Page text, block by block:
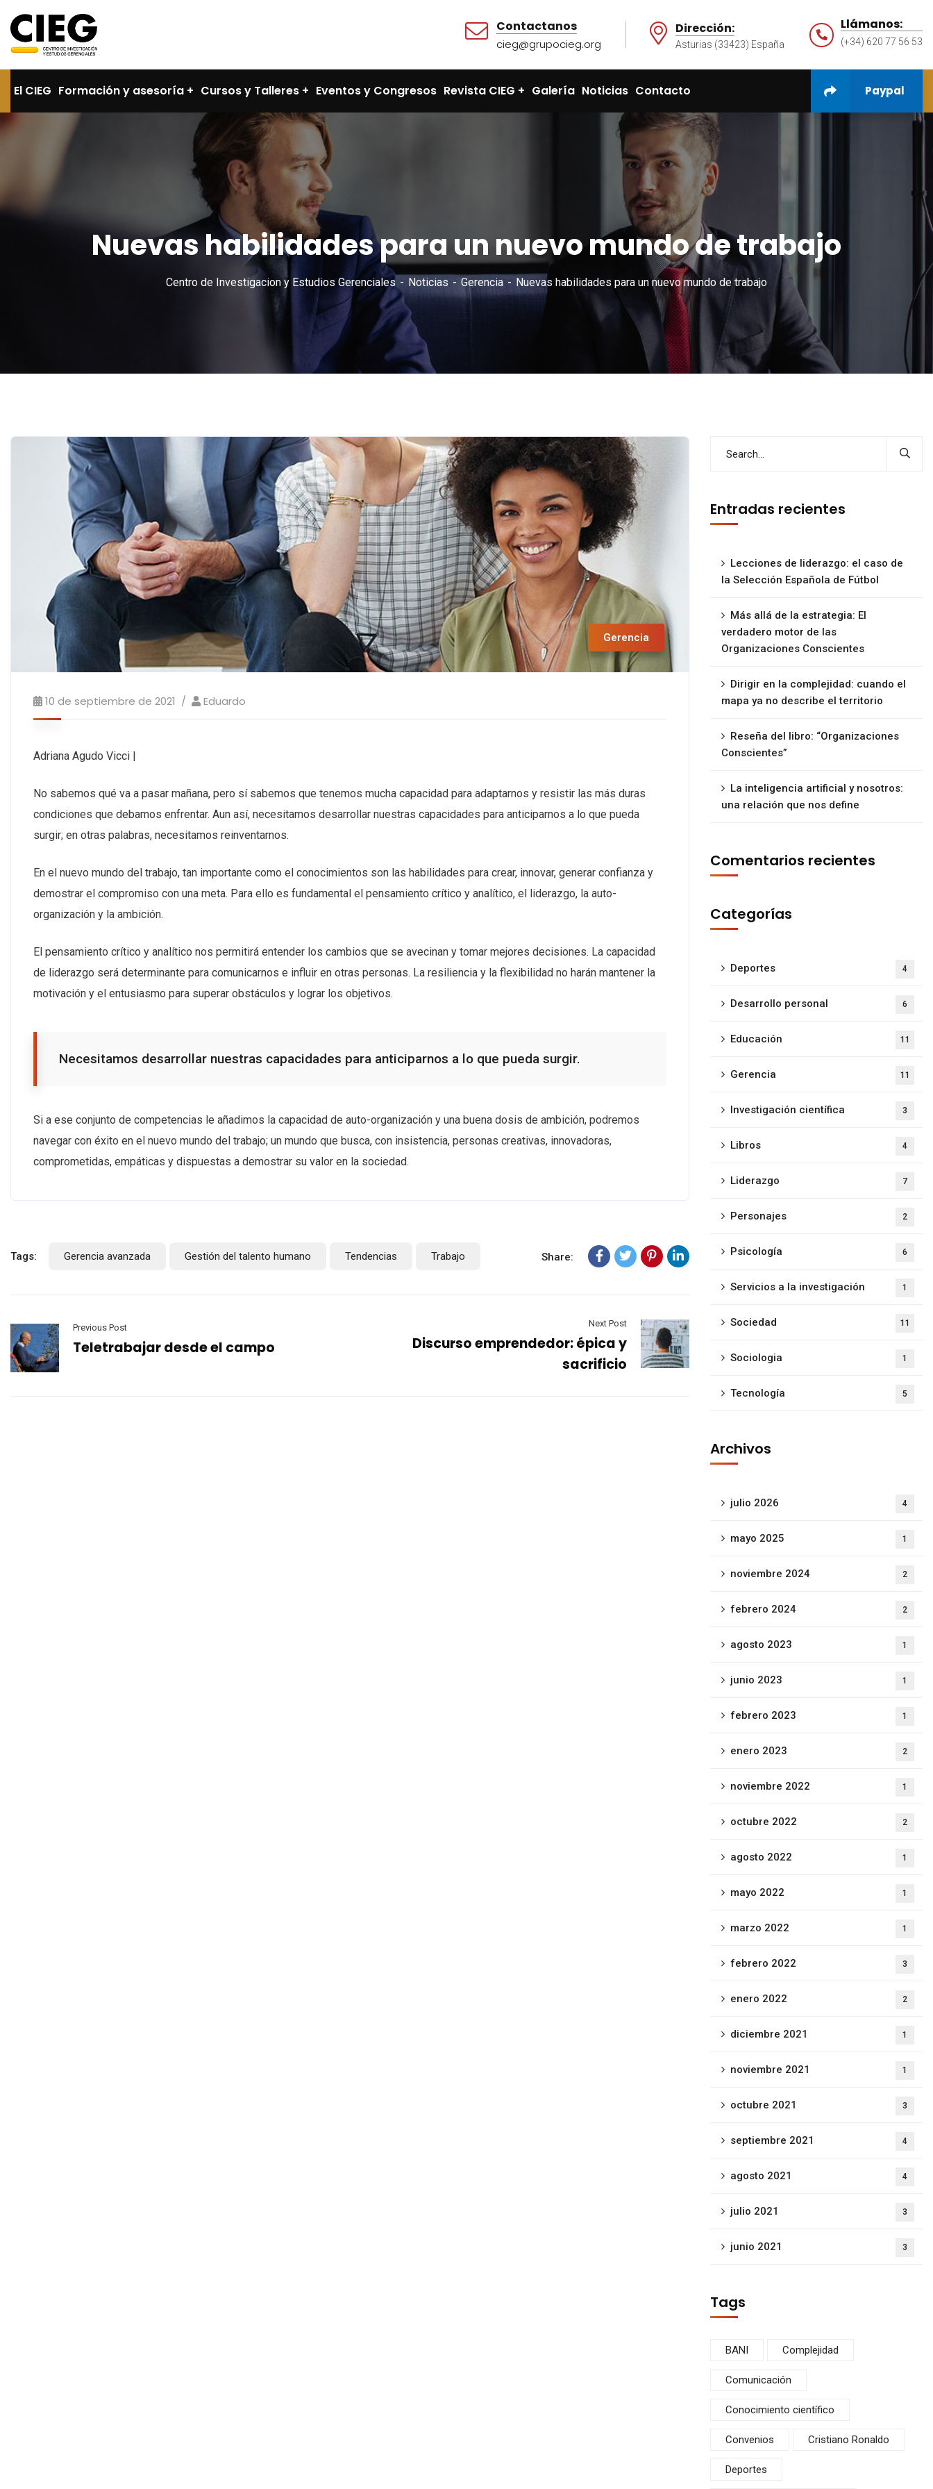
Contactanos
cieg@grupocieg.org
Dirección:
Asturias (33423) España
Llámanos:
(+34) 620 77 56 53
El CIEG Formación y asesoría Cursos y Talleres Eventos y Congresos Revista CIEG Galería Noticias Contacto Paypal
Nuevas habilidades para un nuevo mundo de trabajo
Centro de Investigacion y Estudios Gerenciales Noticias Gerencia Nuevas habilidades para un nuevo mundo de trabajo
Gerencia
10 de septiembre de 2021 Eduardo
Adriana Agudo Vicci |
No sabemos qué va a pasar mañana, pero sí sabemos que tenemos mucha capacidad para adaptarnos y resistir las más duras
condiciones que debamos enfrentar. Aun así, necesitamos desarrollar nuestras capacidades para anticiparnos a lo que pueda
surgir; en otras palabras, necesitamos reinventarnos.
En el nuevo mundo del trabajo, tan importante como el conocimientos son las habilidades para crear, innovar, generar confianza y
demostrar el compromiso con una meta. Para ello es fundamental el pensamiento crítico y analítico, el liderazgo, la auto-
organización y la ambición.
El pensamiento crítico y analítico nos permitirá entender los cambios que se avecinan y tomar mejores decisiones. La capacidad
de liderazgo será determinante para comunicarnos e influir en otras personas. La resiliencia y la flexibilidad no harán mantener la
motivación y el entusiasmo para superar obstáculos y lograr los objetivos.
Necesitamos desarrollar nuestras capacidades para anticiparnos a lo que pueda surgir.
Si a ese conjunto de competencias le añadimos la capacidad de auto-organización y una buena dosis de ambición, podremos
navegar con éxito en el nuevo mundo del trabajo; un mundo que busca, con insistencia, personas creativas, innovadoras,
comprometidas, empáticas y dispuestas a demostrar su valor en la sociedad.
Tags: Gerencia avanzada Gestión del talento humano Tendencias Trabajo Share:
Previous Post
Teletrabajar desde el campo
Next Post
Discurso emprendedor: épica y
sacrificio
Entradas recientes
Lecciones de liderazgo: el caso de
la Selección Española de Fútbol
Más allá de la estrategia: El
verdadero motor de las
Organizaciones Conscientes
Dirigir en la complejidad: cuando el
mapa ya no describe el territorio
Reseña del libro: “Organizaciones
Conscientes”
La inteligencia artificial y nosotros:
una relación que nos define
Comentarios recientes
Categorías
Deportes 4
Desarrollo personal 6
Educación 11
Gerencia 11
Investigación científica 3
Libros 4
Liderazgo 7
Personajes 2
Psicología 6
Servicios a la investigación 1
Sociedad 11
Sociologia 1
Tecnología 5
Archivos
julio 2026 4
mayo 2025 1
noviembre 2024 2
febrero 2024 2
agosto 2023 1
junio 2023 1
febrero 2023 1
enero 2023 2
noviembre 2022 1
octubre 2022 2
agosto 2022 1
mayo 2022 1
marzo 2022 1
febrero 2022 3
enero 2022 2
diciembre 2021 1
noviembre 2021 1
octubre 2021 3
septiembre 2021 4
agosto 2021 4
julio 2021 3
junio 2021 3
Tags
BANI Complejidad
Comunicación
Conocimiento científico
Convenios Cristiano Ronaldo
Deportes